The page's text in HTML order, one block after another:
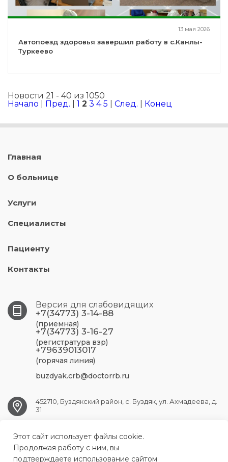
13 мая 2026
Автопоезд здоровья завершил работу в с.Канлы-
Туркеево
Новости 21 - 40 из 1050
Начало
Пред. 1 2 3 4 5 След. Конец
Главная
О больнице
Услуги
Специалисты
Пациенту
Контакты
Версия для слабовидящих
+7(34773) 3-14-88
(приемная)
+7(34773) 3-16-27
(регистратура взр)
+79639013017
(горячая линия)
buzdyak.crb@doctorrb.ru
452710, Буздякский район, с. Буздяк, ул. Ахмадеева, д.
31
BUZDYAK.CRB@doctorrb.ru
Этот сайт использует файлы cookie.
Продолжая работу с ним, вы
подтверждаете использование сайтом